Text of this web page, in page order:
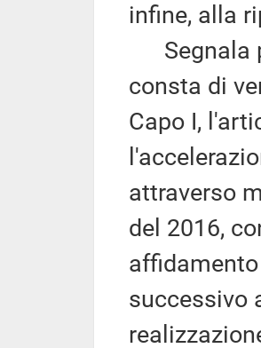
infine, alla
Segnala
consta di
Capo I,
attraverso
del 2016,
successivo